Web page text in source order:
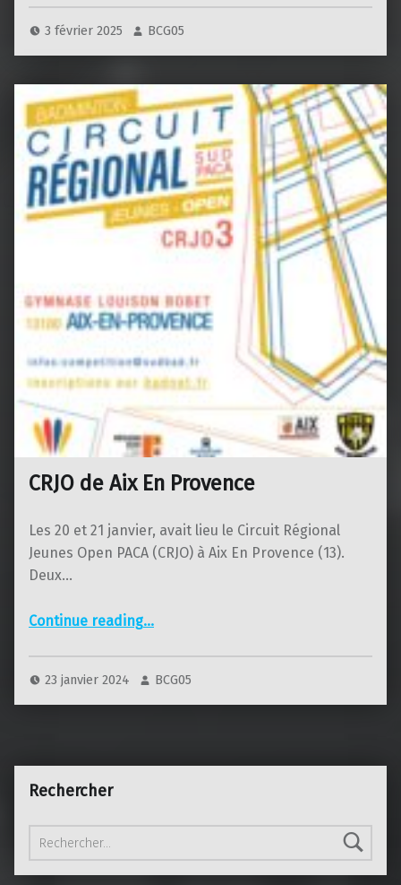
3 février 2025 BCG05
CRJO de Aix En Provence
Les 20 et 21 janvier, avait lieu le Circuit Régional
Jeunes Open PACA (CRJO) à Aix En Provence (13).
Deux…
Continue reading“CRJO de Aix En Provence”
…
23 janvier 2024 BCG05
Rechercher
Rechercher :